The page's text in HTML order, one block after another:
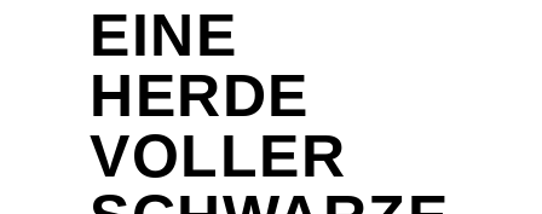
EINE
HERDE
VOLLER